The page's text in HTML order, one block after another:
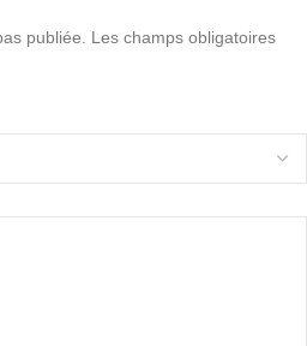
publiée. Les champs obligatoires